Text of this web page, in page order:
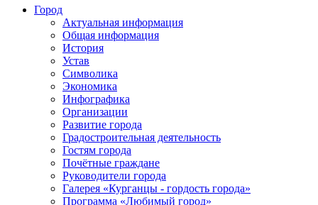
Город
Актуальная информация
Общая информация
История
Устав
Символика
Экономика
Инфографика
Организации
Развитие города
Градостроительная деятельность
Гостям города
Почётные граждане
Руководители города
Галерея «Курганцы - гордость города»
Программа «Любимый город»